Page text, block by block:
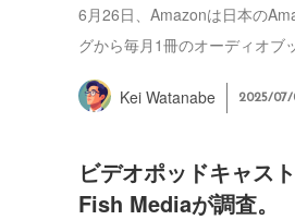
6月26日、Amazonは日本の
グから毎月1冊のオーディオブ
Kei Watanabe 2025/07/
ビデオポッドキャス
Fish Mediaが調査。